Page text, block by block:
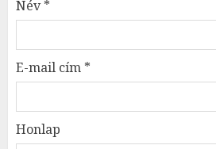
Név*
E-mail cím *
Honlap